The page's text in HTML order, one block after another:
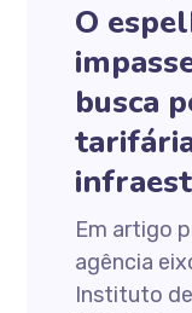
O
busca
Em artigo
agência
Instituto